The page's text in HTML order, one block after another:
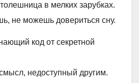
в мелких зарубках.
не можешь довериться сну.
код от секретной
недоступный другим.